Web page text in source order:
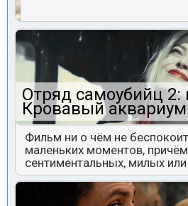
Отряд самоубийц
Кровавый аквариум
Фильм ни о чём не
маленьких моментов,
сентиментальных, милых